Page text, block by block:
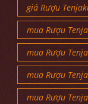
giá Rượu
mua Rượu
mua Rượu
mua Rượu
mua Rượu